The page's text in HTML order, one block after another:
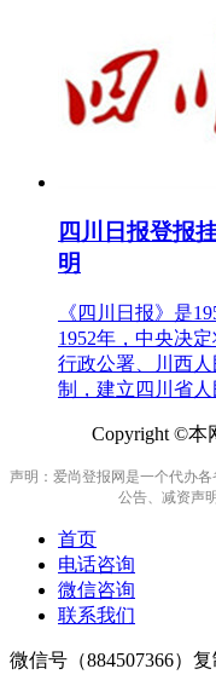
四川日报登报
明
《四川日报》是
1952年，中央决
行政公署、川西
制，建立四川省
Copyright ©本
声明：爱尚登报网是一个代办
公告、减资声
首页
电话咨询
微信咨询
联系我们
微信号（884507366）复